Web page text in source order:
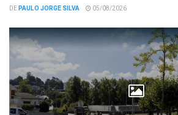
DEPAULO JORGE SILVA 05/08/2026